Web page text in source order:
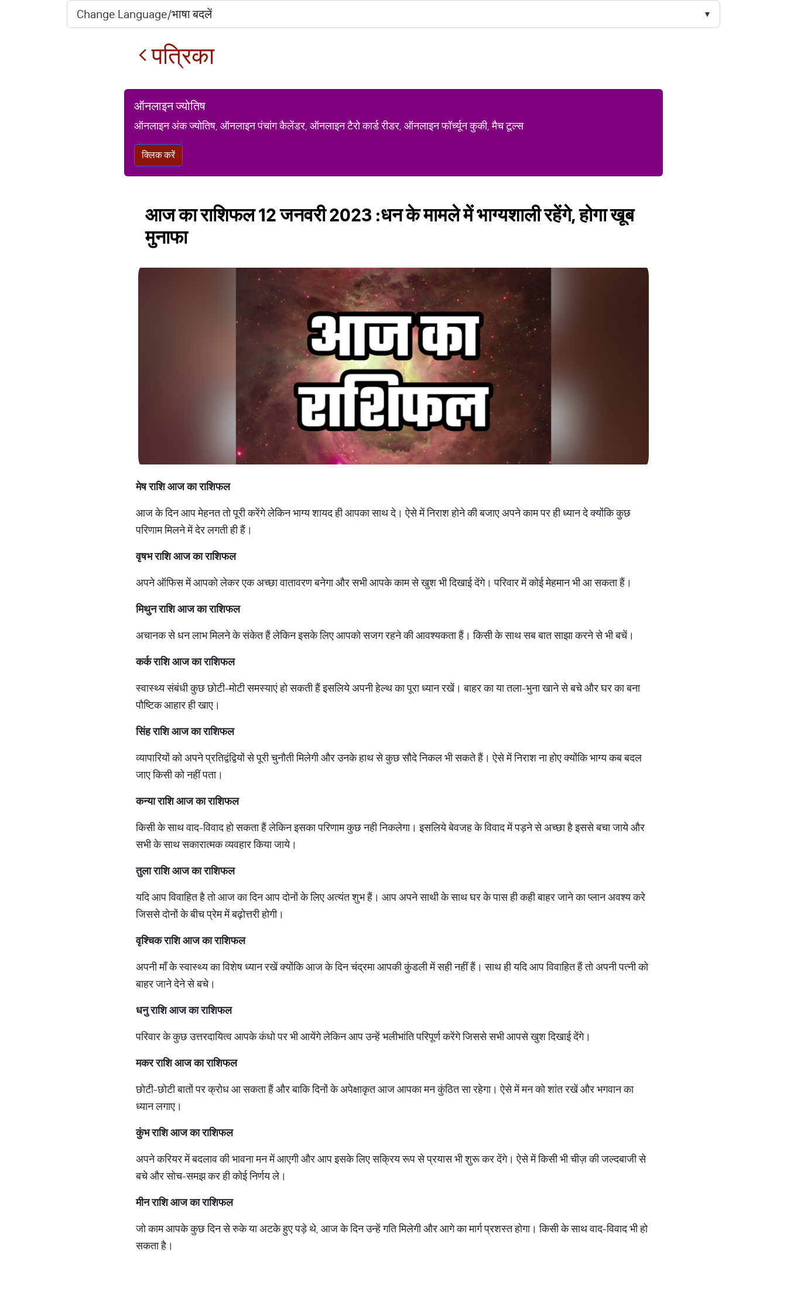
पत्रिका
ऑनलाइन ज्योतिष
ऑनलाइन अंक ज्योतिष, ऑनलाइन पंचांग कैलेंडर, ऑनलाइन टैरो कार्ड रीडर, ऑनलाइन फॉर्च्यून कुकी, मैच टूल्स
क्लिक करें
आज का राशिफल 12 जनवरी 2023 :धन के मामले में भाग्यशाली रहेंगे, होगा खूब
मुनाफा
मेष राशि आज का राशिफल
आज के दिन आप मेहनत तो पूरी करेंगे लेकिन भाग्य शायद ही आपका साथ दे। ऐसे में निराश होने की बजाए अपने काम पर ही ध्यान दे क्योंकि कुछ
परिणाम मिलने में देर लगती ही हैं।
वृषभ राशि आज का राशिफल
अपने ऑफिस में आपको लेकर एक अच्छा वातावरण बनेगा और सभी आपके काम से खुश भी दिखाई देंगे। परिवार में कोई मेहमान भी आ सकता हैं।
मिथुन राशि आज का राशिफल
अचानक से धन लाभ मिलने के संकेत हैं लेकिन इसके लिए आपको सजग रहने की आवश्यकता हैं। किसी के साथ सब बात साझा करने से भी बचें।
कर्क राशि आज का राशिफल
स्वास्थ्य संबंधी कुछ छोटी-मोटी समस्याएं हो सकती हैं इसलिये अपनी हेल्थ का पूरा ध्यान रखें। बाहर का या तला-भुना खाने से बचे और घर का बना
पौष्टिक आहार ही खाए।
सिंह राशि आज का राशिफल
व्यापारियों को अपने प्रतिद्वंद्वियों से पूरी चुनौती मिलेगी और उनके हाथ से कुछ सौदे निकल भी सकते हैं। ऐसे में निराश ना होए क्योंकि भाग्य कब बदल
जाए किसी को नहीं पता।
कन्या राशि आज का राशिफल
किसी के साथ वाद-विवाद हो सकता हैं लेकिन इसका परिणाम कुछ नही निकलेगा। इसलिये बेवजह के विवाद में पड़ने से अच्छा है इससे बचा जाये और
सभी के साथ सकारात्मक व्यवहार किया जाये।
तुला राशि आज का राशिफल
यदि आप विवाहित है तो आज का दिन आप दोनों के लिए अत्यंत शुभ हैं। आप अपने साथी के साथ घर के पास ही कही बाहर जाने का प्लान अवश्य करे
जिससे दोनों के बीच प्रेम में बढ़ोत्तरी होगी।
वृश्चिक राशि आज का राशिफल
अपनी माँ के स्वास्थ्य का विशेष ध्यान रखें क्योंकि आज के दिन चंद्रमा आपकी कुंडली में सही नहीं हैं। साथ ही यदि आप विवाहित हैं तो अपनी पत्नी को
बाहर जाने देने से बचे।
धनु राशि आज का राशिफल
परिवार के कुछ उत्तरदायित्व आपके कंधो पर भी आयेंगे लेकिन आप उन्हें भलीभांति परिपूर्ण करेंगे जिससे सभी आपसे खुश दिखाई देंगे।
मकर राशि आज का राशिफल
छोटी-छोटी बातों पर क्रोध आ सकता हैं और बाकि दिनों के अपेक्षाकृत आज आपका मन कुंठित सा रहेगा। ऐसे में मन को शांत रखें और भगवान का
ध्यान लगाए।
कुंभ राशि आज का राशिफल
अपने करियर में बदलाव की भावना मन में आएगी और आप इसके लिए सक्रिय रूप से प्रयास भी शुरू कर देंगे। ऐसे में किसी भी चीज़ की जल्दबाजी से
बचे और सोच-समझ कर ही कोई निर्णय ले।
मीन राशि आज का राशिफल
जो काम आपके कुछ दिन से रुके या अटके हुए पड़े थे, आज के दिन उन्हें गति मिलेगी और आगे का मार्ग प्रशस्त होगा। किसी के साथ वाद-विवाद भी हो
सकता है।